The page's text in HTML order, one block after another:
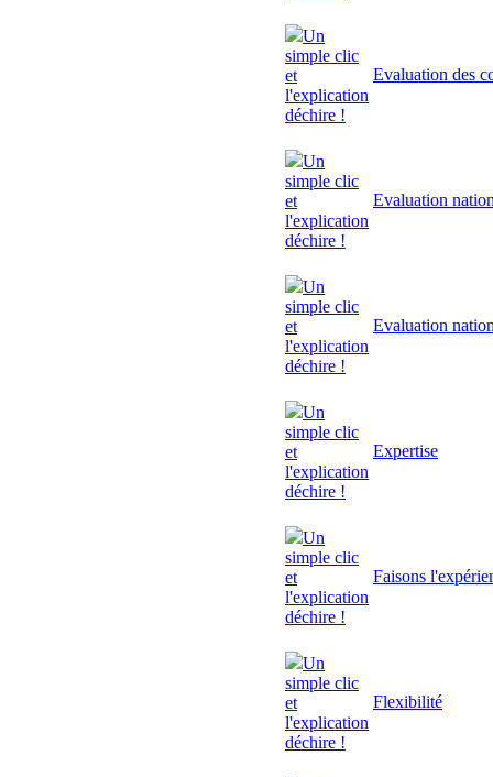
Un
simple clic
et
l'explication
déchire !
Evaluation des
Un
simple clic
et
l'explication
déchire !
Evaluation
Un
simple clic
et
l'explication
déchire !
Evaluation
Un
simple clic
et
l'explication
déchire !
Expertise
Un
simple clic
et
l'explication
déchire !
Faisons
Un
simple clic
et
l'explication
déchire !
Flexibilité